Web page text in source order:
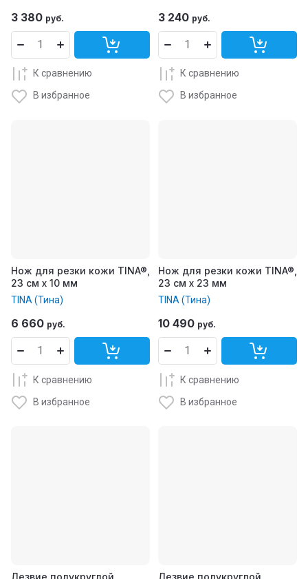
3 380 руб.
К сравнению
В избранное
3 240 руб.
К сравнению
В избранное
Нож для резки кожи TINA®,
23 см x 10 мм
TINA (Тина)
6 660 руб.
К сравнению
В избранное
Нож для резки кожи TINA®,
23 см x 23 мм
TINA (Тина)
10 490 руб.
К сравнению
В избранное
Лезвие полукруглой Лезвие полукруглой